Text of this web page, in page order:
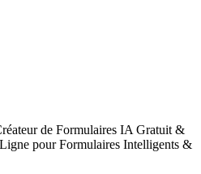
de Formulaires IA Gratuit &
pour Formulaires Intelligents &